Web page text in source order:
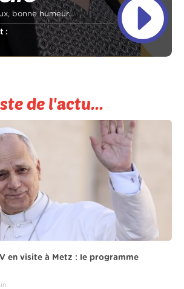
bonne humeur...
:
de l'actu...
en visite à Metz : le programme